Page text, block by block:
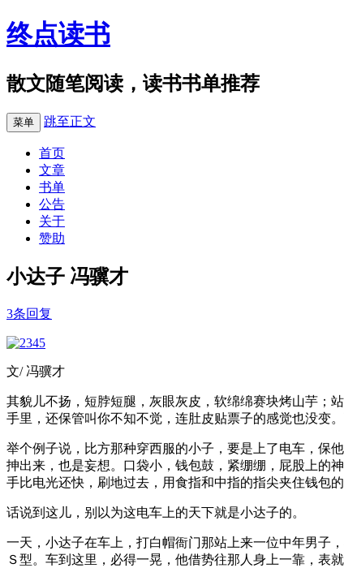
终点读书
散文随笔阅读，读书书单推荐
菜单 跳至正文
首页
文章
书单
公告
关于
赞助
小达子 冯骥才
3条回复
文/ 冯骥才
其貌儿不扬，短脖短腿，灰眼灰皮，软绵绵赛块烤山芋；
手里，还保管叫你不知不觉，连肚皮贴票子的感觉也没变
举个例子说，比方那种穿西服的小子，要是上了电车，保
抻出来，也是妄想。口袋小，钱包鼓，紧绷绷，屁股上的
手比电光还快，刷地过去，用食指和中指的指尖夹住钱包
话说到这儿，别以为这电车上的天下就是小达子的。
一天，小达子在车上，打白帽衙门那站上来一位中年男子
Ｓ型。车到这里，必得一晃，他借势往那人身上一靠，表